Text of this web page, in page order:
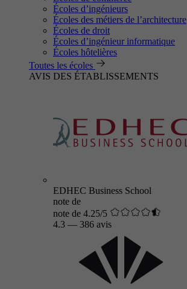
Écoles d’ingénieurs
Écoles des métiers de l’architecture
Écoles de droit
Écoles d’ingénieur informatique
Écoles hôtelières
Toutes les écoles
AVIS DES ÉTABLISSEMENTS
EDHEC Business School
note de
note de 4.25/5
4.3 — 386 avis